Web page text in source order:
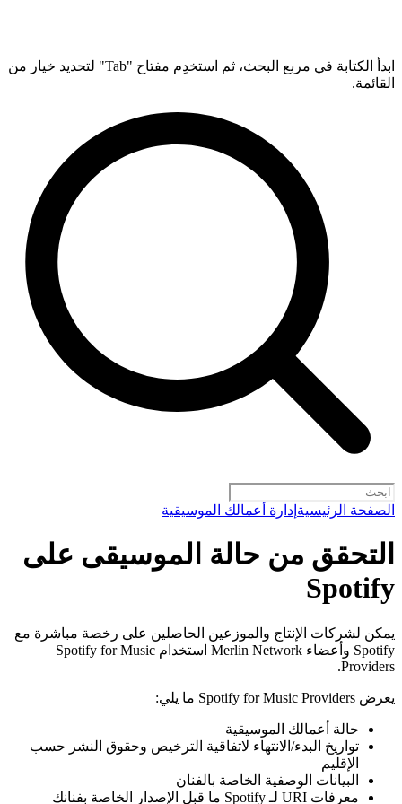
ابدأ الكتابة في مربع البحث، ثم استخدِم مفتاح "Tab" لتحديد خيار من
القائمة.
الصفحة الرئيسية إدارة أعمالك الموسيقية
التحقق من حالة الموسيقى على
Spotify
يمكن لشركات الإنتاج والموزعين الحاصلين على رخصة مباشرة مع
Spotify وأعضاء Merlin Network استخدام Spotify for Music
Providers.
يعرض Spotify for Music Providers ما يلي:
حالة أعمالك الموسيقية
تواريخ البدء/الانتهاء لاتفاقية الترخيص وحقوق النشر حسب
الإقليم
البيانات الوصفية الخاصة بالفنان
معرفات URI لـ Spotify ما قبل الإصدار الخاصة بفنانك